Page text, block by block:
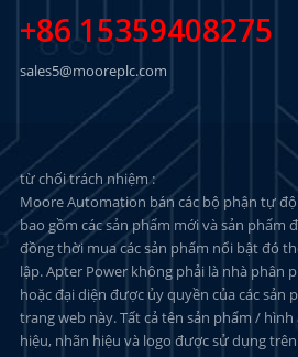
+86 15359408275
sales5@mooreplc.com
từ chối trách nhiệm :
Moore Automation bán các bộ phận tự
bao gồm các sản phẩm mới và sản phẩm
đồng thời mua các sản phẩm nổi bật đó
lập. Apter Power không phải là nhà phân
hoặc đại diện được ủy quyền của các sản
trang web này. Tất cả tên sản phẩm /
hiệu, nhãn hiệu và logo được sử dụng